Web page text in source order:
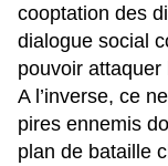
cooptation des
dialogue social
pouvoir
A l’inverse, ce
pires ennemis
plan de bataille